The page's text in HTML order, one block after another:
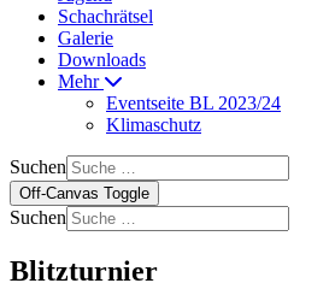
Schachrätsel
Galerie
Downloads
Mehr
Eventseite BL 2023/24
Klimaschutz
Suchen
Off-Canvas Toggle
Suchen
Blitzturnier